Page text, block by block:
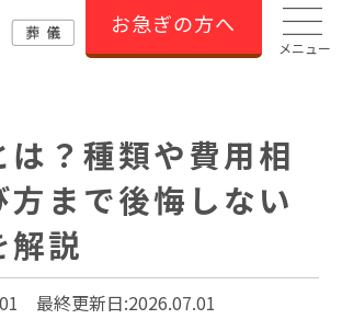
お急ぎの方へ
メニュー
は？種類や費用相
方まで後悔しない
解説
最終更新日:2026.07.01